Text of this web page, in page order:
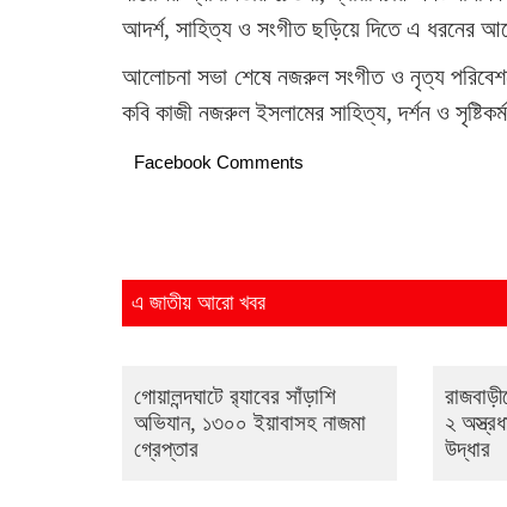
আদর্শ, সাহিত্য ও সংগীত ছড়িয়ে দিতে এ ধরনের
আলোচনা সভা শেষে নজরুল সংগীত ও নৃত্য
কবি কাজী নজরুল ইসলামের সাহিত্য, দর্শন ও
Facebook Comments
এ জাতীয় আরো খবর
গোয়ালন্দঘাটে র‌্যাবের সাঁড়াশি
অভিযান, ১৩০০ ইয়াবাসহ নাজমা
গ্রেপ্তার
২
উদ্ধার